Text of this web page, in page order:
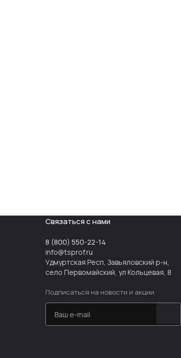
Связаться с нами
8 (800) 550-22-14
info@tsprof.ru
Удмуртская Респ, Завьяловский р-н,
село Первомайский, ул Кольцевая, 8
Подписаться на новости и акции